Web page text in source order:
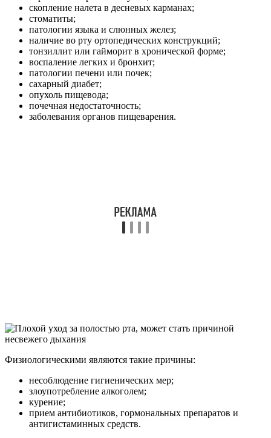
скопление налета в десневых карманах;
стоматиты;
патологии языка и слюнных желез;
наличие во рту ортопедических конструкций;
тонзиллит или гайморит в хронической форме;
воспаление легких и бронхит;
патологии печени или почек;
сахарный диабет;
опухоль пищевода;
почечная недостаточность;
заболевания органов пищеварения.
Физиологическими являются такие причины:
несоблюдение гигиенических мер;
злоупотребление алкоголем;
курение;
прием антибиотиков, гормональных препаратов и
антигистаминных средств.